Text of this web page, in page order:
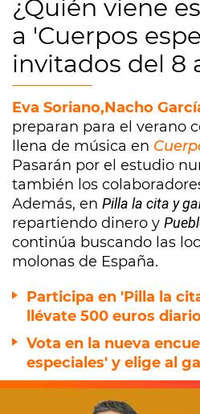
¿Quién viene
a 'Cuerpos
invitados del 8
Eva Soriano,Nacho
preparan para el verano
llena de música en
Pasarán por el estudio
también los
Además, en Pilla la cita y
repartiendo dinero y
continúa buscando las
molonas de España.
Participa en 'Pilla la
llévate 500 euros
Vota en la nueva
especiales' y elige al